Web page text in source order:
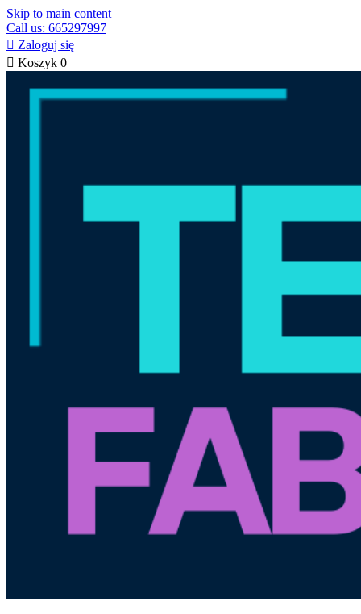
Skip to main content
Call us: 665297997
 Zaloguj się
 Koszyk 0